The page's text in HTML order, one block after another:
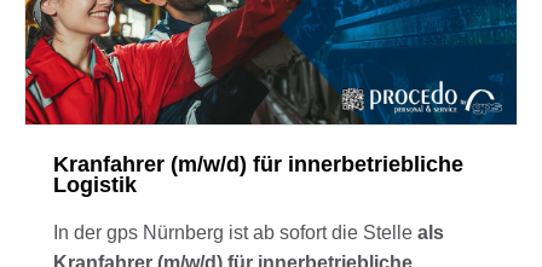
Kranfahrer (m/w/d) für innerbetriebliche
Logistik
In der gps Nürnberg ist ab sofort die Stelle als
Kranfahrer (m/w/d) für innerbetriebliche